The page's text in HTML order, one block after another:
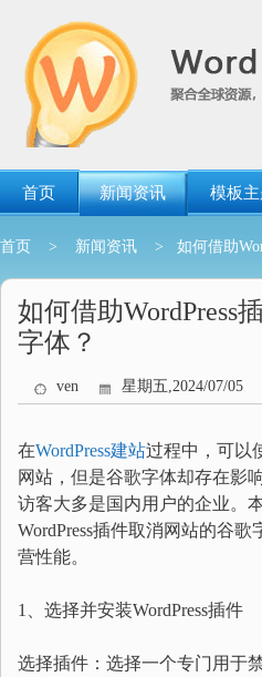
首页 新闻资讯 模板主
首页 > 新闻资讯 > 如何借助
如何借助WordPress
字体？
ven 星期五,2024/07/05
在WordPress建站过程中，可以
网站，但是谷歌字体却存在影
访客大多是国内用户的企业。
WordPress插件取消网站的谷
营性能。
1、选择并安装WordPress插件
选择插件：选择一个专门用于